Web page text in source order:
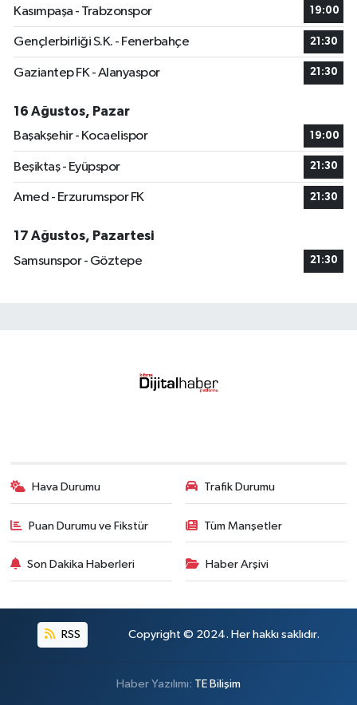
Kasımpaşa - Trabzonspor 19:00
Gençlerbirliği S.K. - Fenerbahçe 21:30
Gaziantep FK - Alanyaspor 21:30
16 Ağustos, Pazar
Başakşehir - Kocaelispor
19:00
Beşiktaş - Eyüpspor 21:30
Amed - Erzurumspor FK 21:30
17 Ağustos, Pazartesi
Samsunspor - Göztepe
21:30
Hava Durumu Trafik Durumu
Puan Durumu ve Fikstür Tüm Manşetler
Son Dakika Haberleri Haber Arşivi
RSS Copyright © 2024. Her hakkı saklıdır.
Haber Yazılımı: TE Bilişim